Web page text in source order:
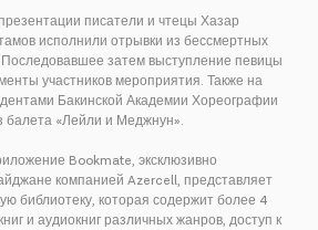
писатели и чтецы Хазар
исполнили отрывки из бессмертных
затем выступление певицы
участников мероприятия. Также на
Бакинской Академии Хореографии
балета «Лейли и Меджнун».
Bookmate, эксклюзивно
компанией Azercell, представляет
библиотеку, которая содержит более 4
и аудиокниг различных жанров, доступ к